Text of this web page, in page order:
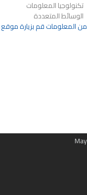
تكنولوجيا المعلومات
الوسائط المتعددة
المعلومات قم بزيارة موقع